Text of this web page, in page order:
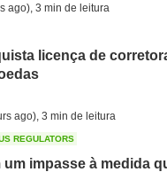
ago) 3 min de leitura
licença de
ago) 3 min de leitura
REGULATORS
um impasse à medida